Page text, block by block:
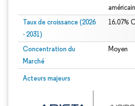
Taux de croissance (2026
- 2031)
16.07%
Concentration du
Marché
Moyen
Acteurs majeurs
Image © Mordor Intelligence. La réutilisation